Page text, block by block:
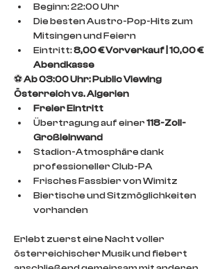
Beginn: 22:00 Uhr
Die besten Austro-Pop-Hits zum
Mitsingen und Feiern
Eintritt: 8,00 € Vorverkauf | 10,00 €
Abendkasse
⚽ Ab 03:00 Uhr: Public Viewing
Österreich vs. Algerien
Freier Eintritt
Übertragung auf einer 118-Zoll-
Großleinwand
Stadion-Atmosphäre dank
professioneller Club-PA
Frisches Fassbier von Wimitz
Biertische und Sitzmöglichkeiten
vorhanden
Erlebt zuerst eine Nacht voller
österreichischer Musik und fiebert